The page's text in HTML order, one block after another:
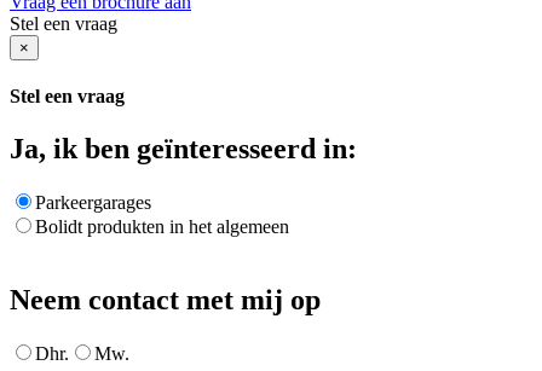
Stel een vraag
×
Stel een vraag
Ja, ik ben geïnteresseerd in:
Parkeergarages
Bolidt produkten in het algemeen
Neem contact met mij op
Dhr. Mw.